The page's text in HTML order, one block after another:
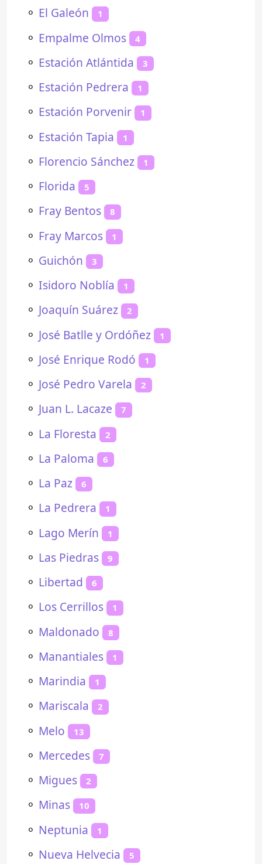
⚬ El Galeón 1
⚬ Empalme Olmos 4
⚬ Estación Atlántida 3
⚬ Estación Pedrera 1
⚬ Estación Porvenir 1
⚬ Estación Tapia 1
⚬ Florencio Sánchez 1
⚬ Florida 5
⚬ Fray Bentos 8
⚬ Fray Marcos 1
⚬ Guichón 3
⚬ Isidoro Noblía 1
⚬ Joaquín Suárez 2
⚬ José Batlle y Ordóñez 1
⚬ José Enrique Rodó 1
⚬ José Pedro Varela 2
⚬ Juan L. Lacaze 7
⚬ La Floresta 2
⚬ La Paloma 6
⚬ La Paz 6
⚬ La Pedrera 1
⚬ Lago Merín 1
⚬ Las Piedras 9
⚬ Libertad 6
⚬ Los Cerrillos 1
⚬ Maldonado 8
⚬ Manantiales 1
⚬ Marindia 1
⚬ Mariscala 2
⚬ Melo 13
⚬ Mercedes 7
⚬ Migues 2
⚬ Minas 10
⚬ Neptunia 1
⚬ Nueva Helvecia 5